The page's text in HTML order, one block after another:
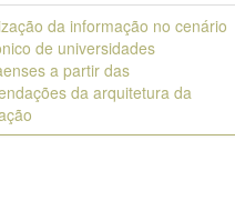
da informação no cenário
de universidades
a partir das
da arquitetura da